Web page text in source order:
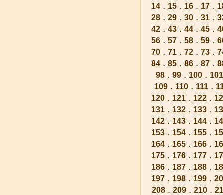
14 . 15 . 16 . 17 .
28 . 29 . 30 . 31 .
42 . 43 . 44 . 45 .
56 . 57 . 58 . 59 .
70 . 71 . 72 . 73 .
84 . 85 . 86 . 87 .
98 . 99 . 100 . 101
109. 110. 111.
120 . 121 . 122 .
131 . 132 . 133 .
142 . 143 . 144 .
153 . 154 . 155 .
164 . 165 . 166 .
175 . 176 . 177 .
186 . 187 . 188 .
197 . 198 . 199 .
208. 209. 210.